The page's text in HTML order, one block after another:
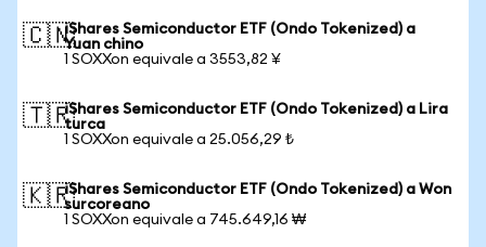
🇨🇳iShares Semiconductor ETF (Ondo Tokenized) a
Yuan chino
1 SOXXon equivale a 3553,82 ¥
🇹🇷iShares Semiconductor ETF (Ondo Tokenized) a Lira
turca
1 SOXXon equivale a 25.056,29 ₺
🇰🇷iShares Semiconductor ETF (Ondo Tokenized) a Won
surcoreano
1 SOXXon equivale a 745.649,16 ₩